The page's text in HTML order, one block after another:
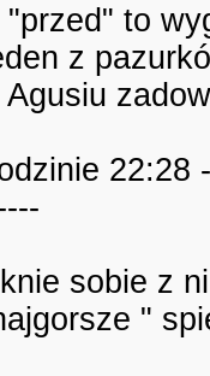
to
z
22:28
sobie z
"